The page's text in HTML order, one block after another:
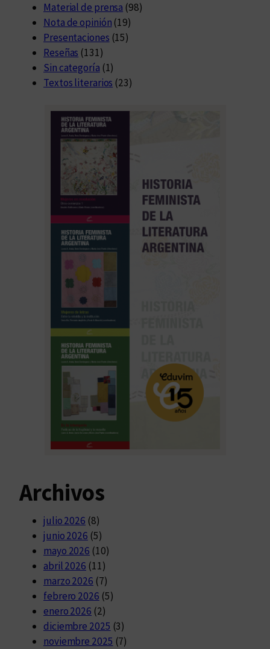
Material de prensa (98)
Nota de opinión (19)
Presentaciones (15)
Reseñas (131)
Sin categoría (1)
Textos literarios (23)
Archivos
julio 2026 (8)
junio 2026 (5)
mayo 2026 (10)
abril 2026 (11)
marzo 2026 (7)
febrero 2026 (5)
enero 2026 (2)
diciembre 2025 (3)
noviembre 2025 (7)